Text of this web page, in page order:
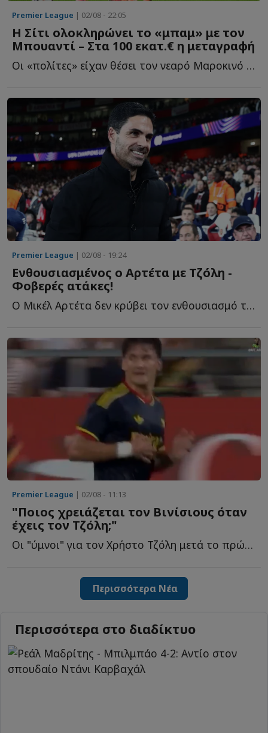
Premier League | 02/08 - 22:05
Η Σίτι ολοκληρώνει το «μπαμ» με τον
Μπουαντί – Στα 100 εκατ.€ η μεταγραφή
Οι «πολίτες» είχαν θέσει τον νεαρό Μαροκινό στην κορυφή τ...
Premier League | 02/08 - 19:24
Ενθουσιασμένος ο Αρτέτα με Τζόλη -
Φοβερές ατάκες!
Ο Μικέλ Αρτέτα δεν κρύβει τον ενθουσιασμό του για το τ...
Premier League | 02/08 - 11:13
"Ποιος χρειάζεται τον Βινίσιους όταν
έχεις τον Τζόλη;"
Οι "ύμνοι" για τον Χρήστο Τζόλη μετά το πρώτο του γκολ σ...
Περισσότερα Νέα
Περισσότερα στο διαδίκτυο